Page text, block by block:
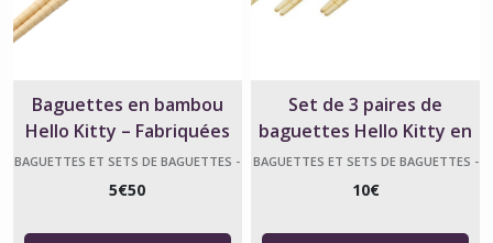
Baguettes en bambou
Hello Kitty – Fabriquées
au Japon
BAGUETTES ET SETS DE BAGUETTES -
5€50
Set de 3 paires de
baguettes Hello Kitty en
bambou
BAGUETTES ET SETS DE BAGUETTES -
10€